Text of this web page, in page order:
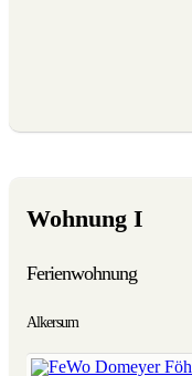
Wohnung I
Ferienwohnung
Alkersum